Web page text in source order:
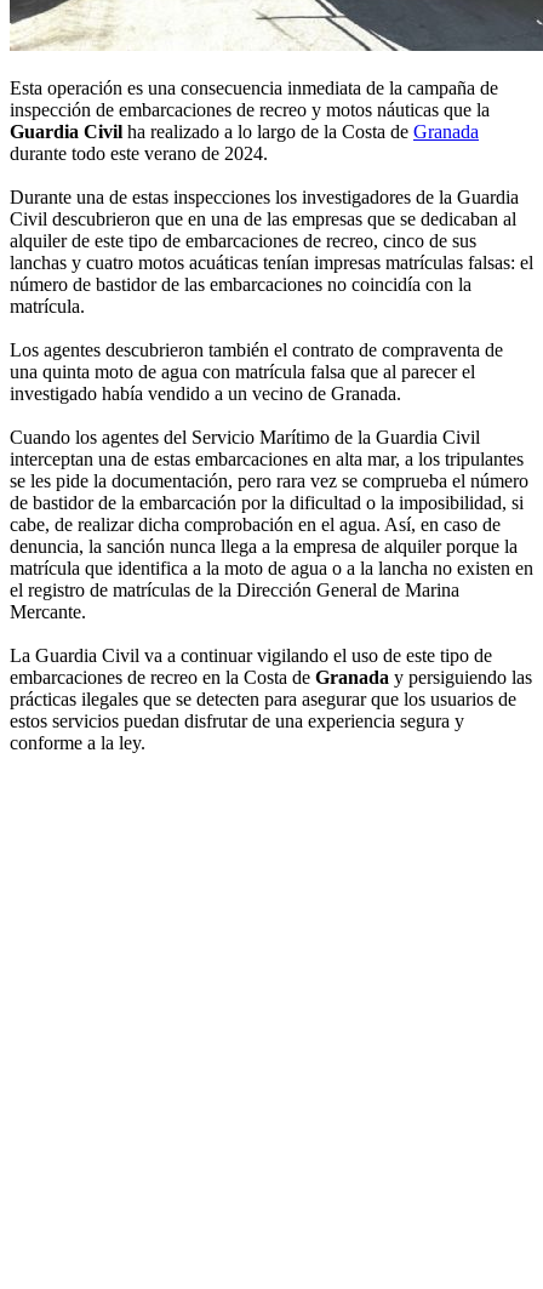
Esta operación es una consecuencia inmediata de la campaña de
inspección de embarcaciones de recreo y motos náuticas que la
Guardia Civil ha realizado a lo largo de la Costa de Granada
durante todo este verano de 2024.
Durante una de estas inspecciones los investigadores de la Guardia
Civil descubrieron que en una de las empresas que se dedicaban al
alquiler de este tipo de embarcaciones de recreo, cinco de sus
lanchas y cuatro motos acuáticas tenían impresas matrículas falsas: el
número de bastidor de las embarcaciones no coincidía con la
matrícula.
Los agentes descubrieron también el contrato de compraventa de
una quinta moto de agua con matrícula falsa que al parecer el
investigado había vendido a un vecino de Granada.
Cuando los agentes del Servicio Marítimo de la Guardia Civil
interceptan una de estas embarcaciones en alta mar, a los tripulantes
se les pide la documentación, pero rara vez se comprueba el número
de bastidor de la embarcación por la dificultad o la imposibilidad, si
cabe, de realizar dicha comprobación en el agua. Así, en caso de
denuncia, la sanción nunca llega a la empresa de alquiler porque la
matrícula que identifica a la moto de agua o a la lancha no existen en
el registro de matrículas de la Dirección General de Marina
Mercante.
La Guardia Civil va a continuar vigilando el uso de este tipo de
embarcaciones de recreo en la Costa de Granada y persiguiendo las
prácticas ilegales que se detecten para asegurar que los usuarios de
estos servicios puedan disfrutar de una experiencia segura y
conforme a la ley.